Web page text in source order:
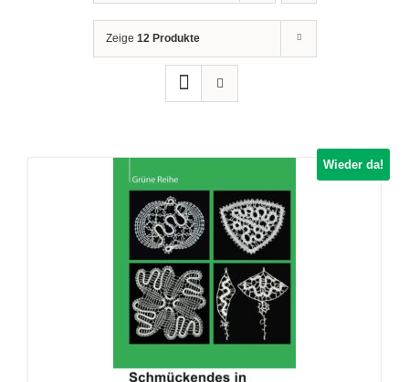
Zeige 12 Produkte
Wieder da!